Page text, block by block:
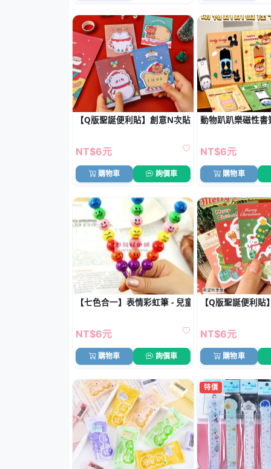
【Q版聖誕便利貼】創意N次貼-聖誕氛圍造型
NT$6元
購物車 詢價車
動物趴趴樂磁性
NT$6元
購物車
【七色合一】表情彩虹筆 - 兒童創意塗鴉筆
NT$6元
購物車 詢價車
【Q版聖誕便利
NT$6元
購物車
特價